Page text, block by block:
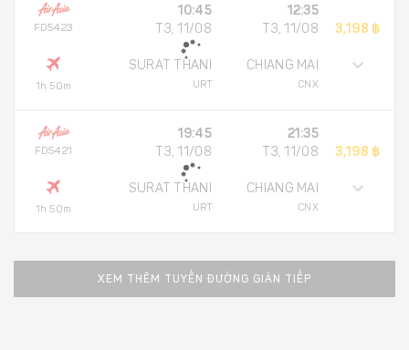
FD5423
1h 50m
10:45
T3, 11/08
SURAT THANI
URT
12:35
T3, 11/08
CHIANG MAI
CNX
3,198 ฿
FD5421
1h 50m
19:45
T3, 11/08
SURAT THANI
URT
21:35
T3, 11/08
CHIANG MAI
CNX
3,198 ฿
XEM THÊM TUYẾN ĐƯỜNG GIÁN TIẾP